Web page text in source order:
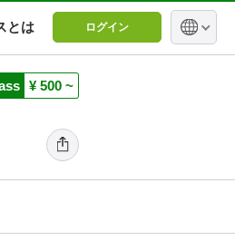
とは ログイン
¥ 500 ~